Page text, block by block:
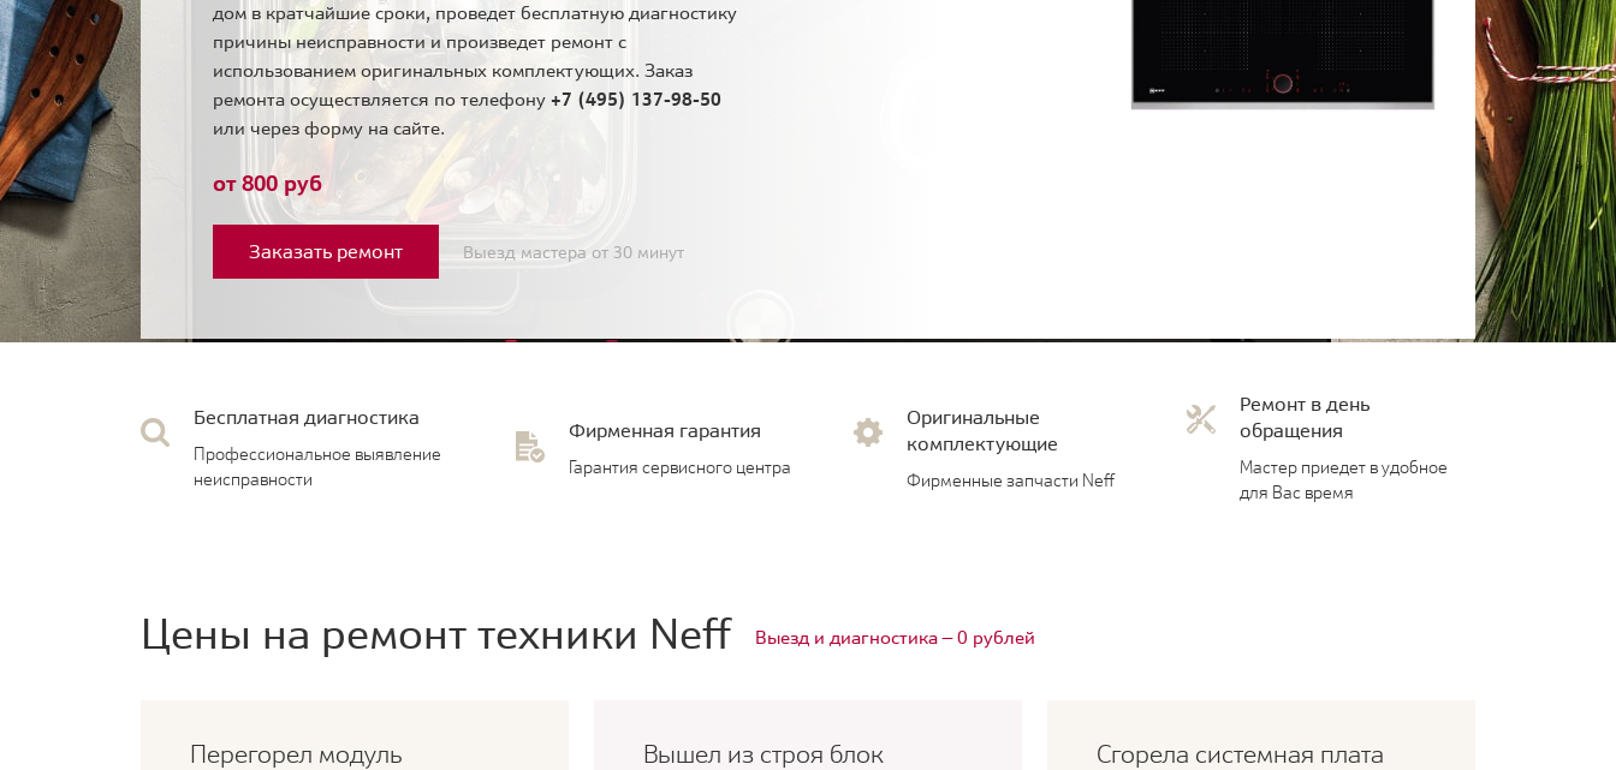
дом в кратчайшие сроки, проведет бесплатную диагностику
причины неисправности и произведет ремонт с
использованием оригинальных комплектующих. Заказ
ремонта осуществляется по телефону +7 (495) 137-98-50
или через форму на сайте.
от 800 руб
Заказать ремонт Выезд мастера от 30 минут
Бесплатная диагностика
Профессиональное выявление
неисправности
Фирменная гарантия
Гарантия сервисного центра
Оригинальные
комплектующие
Фирменные запчасти Neff
Ремонт в день
обращения
Мастер приедет в удобное
для Вас время
Цены на ремонт техники Neff Выезд и диагностика — 0 рублей
Перегорел модуль
Вышел из строя блок
Сгорела системная плата